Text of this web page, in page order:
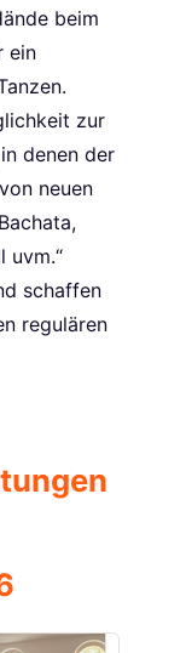
beim
ein
zur
denen der
neuen
uvm.“
schaffen
regulären